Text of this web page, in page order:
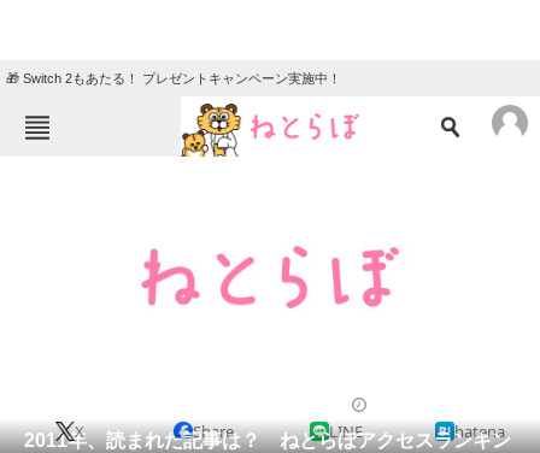
🎁 Switch 2もあたる！ プレゼントキャンペーン実施中！
クイズ
地域
会員記事
2011年、読まれた記事は？ ねとらぼアクセスランキン
X Share LINE hatena